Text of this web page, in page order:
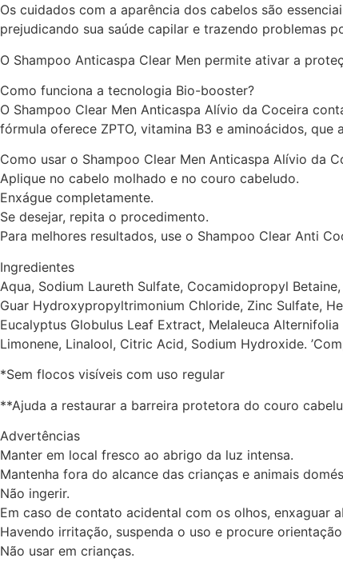
Os cuidados com a aparência dos cabelos são
prejudicando sua saúde capilar e trazendo problemas
O Shampoo Anticaspa Clear Men permite ativar a
Como funciona a tecnologia Bio-booster?
O Shampoo Clear Men Anticaspa Alívio da Coceira
fórmula oferece ZPTO, vitamina B3 e aminoácidos,
Como usar o Shampoo Clear Men Anticaspa Alívio da
Aplique no cabelo molhado e no couro cabeludo.
Enxágue completamente.
Se desejar, repita o procedimento.
Para melhores resultados, use o Shampoo Clear Anti
Ingredientes
Aqua, Sodium Laureth Sulfate, Cocamidopropyl
Guar Hydroxypropyltrimonium Chloride, Zinc Sulfate,
Eucalyptus Globulus Leaf Extract, Melaleuca
Limonene, Linalool, Citric Acid, Sodium Hydroxide.
*Sem flocos visíveis com uso regular
**Ajuda a restaurar a barreira protetora do couro
Advertências
Manter em local fresco ao abrigo da luz intensa.
Mantenha fora do alcance das crianças e animais
Não ingerir.
Em caso de contato acidental com os olhos, enxaguar
Havendo irritação, suspenda o uso e procure
Não usar em crianças.